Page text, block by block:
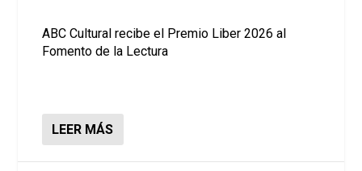
ABC Cultural recibe el Premio Liber 2026 al
Fomento de la Lectura
LEER MÁS